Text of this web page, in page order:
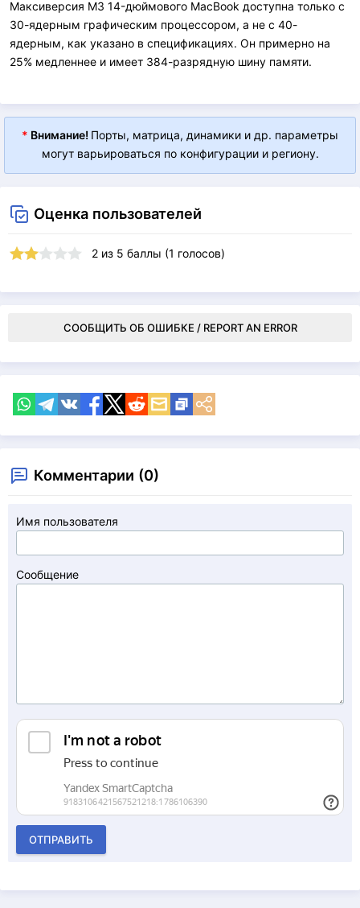
Максиверсия M3 14-дюймового MacBook доступна только с
30-ядерным графическим процессором, а не с 40-
ядерным, как указано в спецификациях. Он примерно на
25% медленнее и имеет 384-разрядную шину памяти.
* Внимание! Порты, матрица, динамики и др. параметры
могут варьироваться по конфигурации и региону.
Оценка пользователей
2 из 5 баллы (1 голосов)
СООБЩИТЬ ОБ ОШИБКЕ / REPORT AN ERROR
Комментарии (0)
Имя пользователя
Сообщение
ОТПРАВИТЬ